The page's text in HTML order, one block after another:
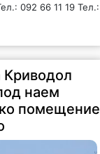
092 66 11 19 Тел.:
наем
помещение